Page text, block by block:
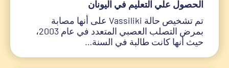
الحصول علي التعليم في اليونان
تم تشخيص حالة Vassiliki على أنها مصابة
بمرض التصلب العصبي المتعدد في عام 2003،
حيث أنها كانت طالبة في السنة…